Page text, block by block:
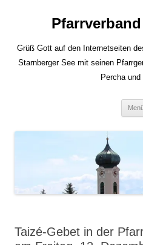
Grüß Gott auf den Internetseiten
Starnberger See mit seinen
Percha und
Taizé-Gebet in der